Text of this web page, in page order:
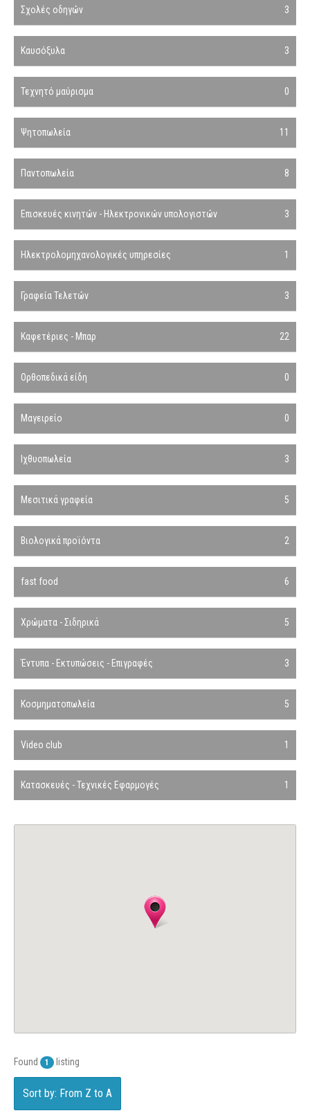
Σχολές οδηγών 3
Καυσόξυλα 3
Τεχνητό μαύρισμα 0
Ψητοπωλεία 11
Παντοπωλεία 8
Επισκευές κινητών - Ηλεκτρονικών υπολογιστών 3
Ηλεκτρολομηχανολογικές υπηρεσίες 1
Γραφεία Τελετών 3
Καφετέριες - Μπαρ 22
Ορθοπεδικά είδη 0
Μαγειρείο 0
Ιχθυοπωλεία 3
Μεσιτικά γραφεία 5
Βιολογικά προϊόντα 2
fast food 6
Χρώματα - Σιδηρικά 5
Έντυπα - Εκτυπώσεις - Επιγραφές 3
Κοσμηματοπωλεία 5
Video club 1
Κατασκευές - Τεχνικές Εφαρμογές 1
Found 1 listing
Sort by: From Z to A